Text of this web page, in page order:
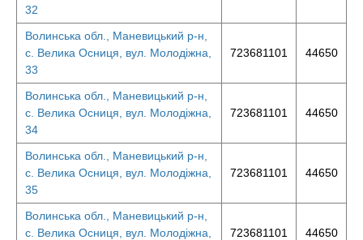
32
Волинська обл., Маневицький р-н,
с. Велика Осниця, вул. Молодіжна,
33
723681101 44650
Волинська обл., Маневицький р-н,
с. Велика Осниця, вул. Молодіжна,
34
723681101 44650
Волинська обл., Маневицький р-н,
с. Велика Осниця, вул. Молодіжна,
35
723681101 44650
Волинська обл., Маневицький р-н,
с. Велика Осниця, вул. Молодіжна,
723681101 44650